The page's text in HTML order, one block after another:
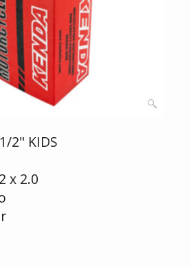
2" KIDS
x 2.0